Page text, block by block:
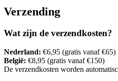
Verzending
Wat zijn de verzendkosten?
Nederland: €6,95 (gratis vanaf€65)
België: €8,95 (gratis vanaf€150)
De verzendkosten worden